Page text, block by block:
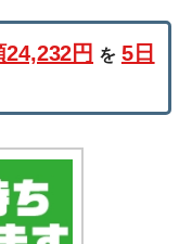
24,232円 を 5日